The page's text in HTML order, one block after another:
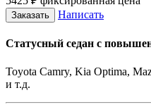
Заказать Написать
Статусный седан с
Toyota Camry, Kia Optima,
и т.д.